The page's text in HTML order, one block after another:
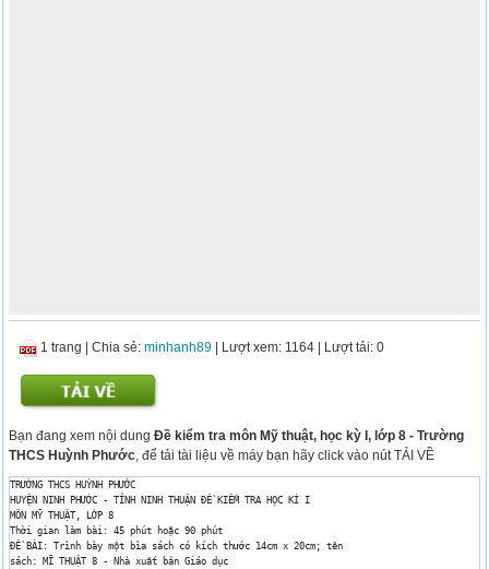
1 trang |Chia sẻ:minhanh89 | Lượt xem: 1164 | Lượt tải: 0
Bạn đang xem nội dungĐề kiểm tra môn Mỹ thuật, học kỳ I, lớp 8 - Trường
THCS Huỳnh Phước , để tải tài liệu về máy bạn hãy click vào nút TẢI VỀ
TRƯỜNG THCS HUỲNH PHƯỚC
HUYỆN NINH PHƯỚC - TỈNH NINH THUẬN ĐỀ KIỂM TRA HỌC KÌ I
MÔN MỸ THUẬT, LỚP 8
Thời gian làm bài: 45 phút hoặc 90 phút
ĐỀ BÀI: Trình bày một bìa sách có kích thước 14cm x 20cm; tên
sách: MĨ THUẬT 8 - Nhà xuất bản Giáo dục